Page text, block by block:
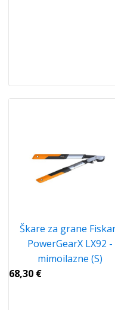
Škare za grane
PowerGearX LX92 -
mimoilazne (S)
68,30 €